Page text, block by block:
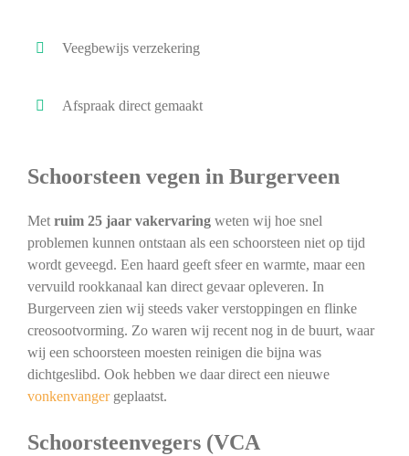
Veegbewijs verzekering
Afspraak direct gemaakt
Schoorsteen vegen in Burgerveen
Metruim 25 jaar vakervaringweten wij hoe snel
problemen kunnen ontstaan als een schoorsteen niet op tijd
wordt geveegd. Een haard geeft sfeer en warmte, maar een
vervuild rookkanaal kan direct gevaar opleveren. In
Burgerveen zien wij steeds vaker verstoppingen en flinke
creosootvorming. Zo waren wij recent nog in de buurt, waar
wij een schoorsteen moesten reinigen die bijna was
dichtgeslibd. Ook hebben we daar direct een nieuwe
vonkenvangergeplaatst.
Schoorsteenvegers (VCA